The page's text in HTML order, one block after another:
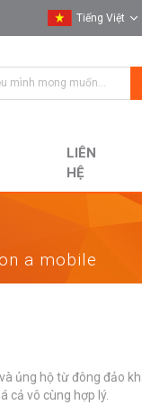
Tiếng Việt
English
LIÊN
HỆ
a mobile
ủng hộ từ đông đảo
cả vô cùng hợp lý.